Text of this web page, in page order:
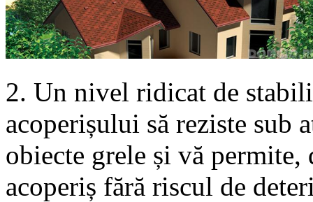
2. Un nivel ridicat de
acoperișului să reziste sub
obiecte grele și vă permite,
acoperiș fără riscul de